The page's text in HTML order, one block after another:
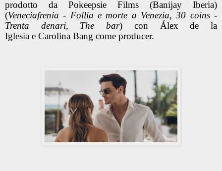
prodotto da Pokeepsie Films (Banijay Iberia)
(Veneciafrenia - Follia e morte a Venezia, 30 coins -
Trenta denari, The bar) con Álex de la
Iglesia e Carolina Bang come producer.